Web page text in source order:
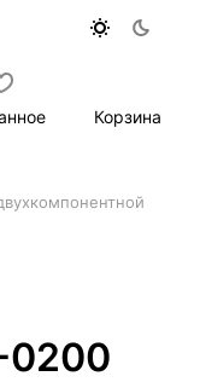
Корзина
0200